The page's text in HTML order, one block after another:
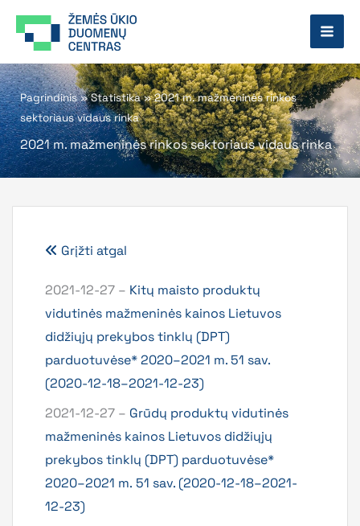
prie
Pagrindinis»Statistika»2021 m. mažmeninės rinkos
sektoriaus vidaus rinka
2021 m. mažmeninės rinkos sektoriaus vidaus rinka
Grįžti atgal
2021-12-27 – Kitų maisto produktų
vidutinės mažmeninės kainos Lietuvos
didžiųjų prekybos tinklų (DPT)
parduotuvėse* 2020–2021 m. 51 sav.
(2020-12-18–2021-12-23)
2021-12-27 – Grūdų produktų vidutinės
mažmeninės kainos Lietuvos didžiųjų
prekybos tinklų (DPT) parduotuvėse*
2020–2021 m. 51 sav. (2020-12-18–2021-
12-23)